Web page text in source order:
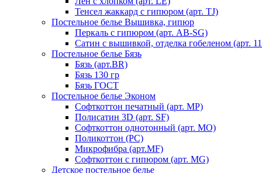
Тенсел жаккард с гипюром (арт. TJ)
Постельное белье Вышивка, гипюр
Перкаль с гипюром (арт. AB-SG)
Сатин с вышивкой, отделка гобеленом (арт.
Постельное белье Бязь
Бязь (арт.BR)
Бязь 130 гр
Бязь ГОСТ
Постельное белье Эконом
Софткоттон печатный (арт. MР)
Полисатин 3D (арт. SF)
Софткоттон однотонный (арт. MO)
Поликоттон (PC)
Микрофибра (арт.MF)
Софткоттон с гипюром (арт. MG)
Детское постельное белье